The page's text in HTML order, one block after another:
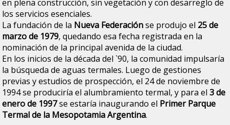
en plena construcción, sin vegetación y con desarreglo de
los servicios esenciales.
La fundación de la Nueva Federaciónse produjo el 25 de
marzo de 1979, quedando esa fecha registrada en la
nominación de la principal avenida de la ciudad.
En los inicios de la década del `90, la comunidad impulsaría
la búsqueda de aguas termales. Luego de gestiones
previas y estudios de prospección, el 24 de noviembre de
1994 se produciría el alumbramiento termal, y para el3 de
enero de 1997se estaría inaugurando el Primer Parque
Termal de la Mesopotamia Argentina.